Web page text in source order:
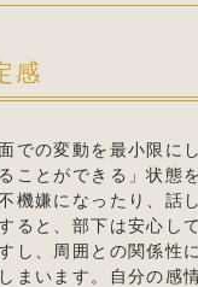
感
での変動を最小限に
ことができる」状態
機嫌になったり、話
ると、部下は安心し
し、周囲との関係性
まいます。自分の感